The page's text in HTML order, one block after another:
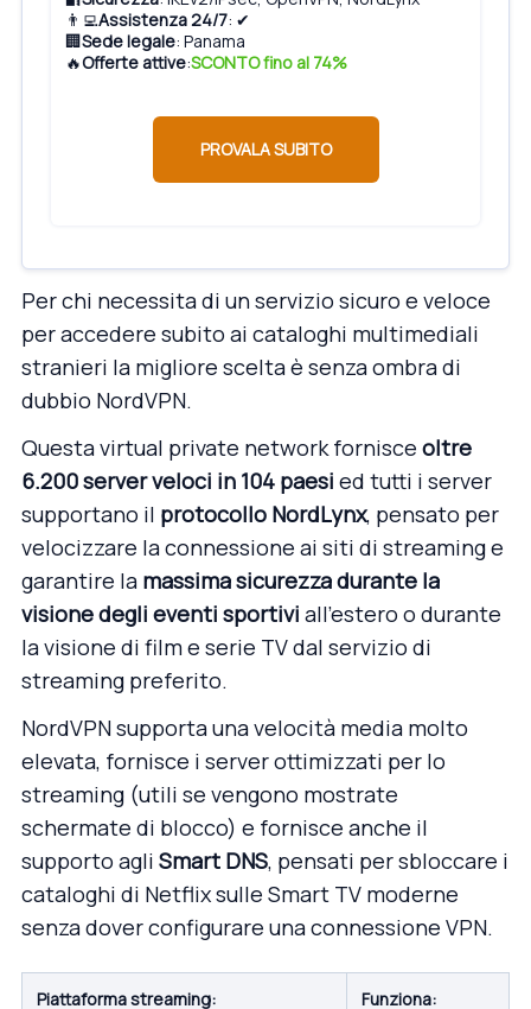
👨‍💻Assistenza 24/7: ✔
🏢Sede legale: Panama
🔥Offerte attive:SCONTO fino al 74%
PROVALA SUBITO
Per chi necessita di un servizio sicuro e veloce
per accedere subito ai cataloghi multimediali
stranieri la migliore scelta è senza ombra di
dubbio NordVPN.
Questa virtual private network fornisce oltre
6.200 server veloci in 104 paesi ed tutti i server
supportano il protocollo NordLynx, pensato per
velocizzare la connessione ai siti di streaming e
garantire la massima sicurezza durante la
visione degli eventi sportivi all’estero o durante
la visione di film e serie TV dal servizio di
streaming preferito.
NordVPN supporta una velocità media molto
elevata, fornisce i server ottimizzati per lo
streaming (utili se vengono mostrate
schermate di blocco) e fornisce anche il
supporto agli Smart DNS, pensati persbloccare i
cataloghi di Netflixsulle Smart TV moderne
senza dover configurare una connessione VPN.
Piattaforma streaming: Funziona: